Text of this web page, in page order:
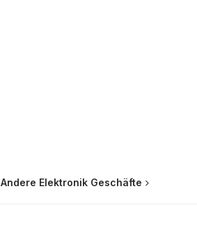
Andere Elektronik Geschäfte